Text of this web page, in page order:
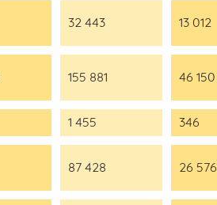
32 443 13 012
155 881 46 150
1 455 346
87 428 26 576